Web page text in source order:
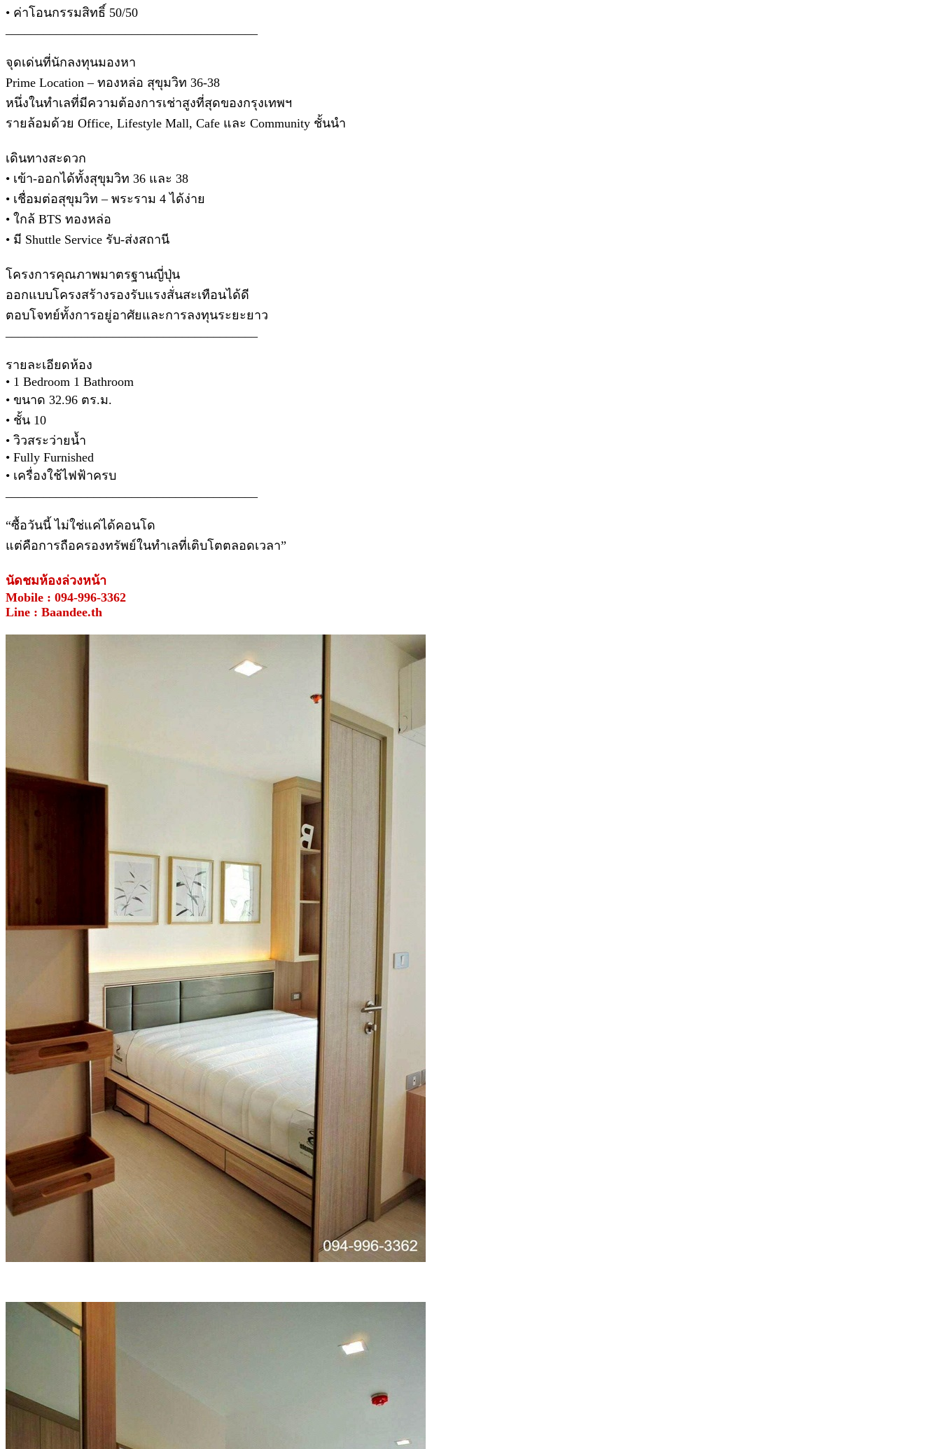
• ค่าโอนกรรมสิทธิ์ 50/50
จุดเด่นที่นักลงทุนมองหา
Prime Location – ทองหล่อ สุขุมวิท 36-38
หนึ่งในทำเลที่มีความต้องการเช่าสูงที่สุดของกรุงเทพฯ
รายล้อมด้วย Office, Lifestyle Mall, Cafe และ Community ชั้นนำ
เดินทางสะดวก
• เข้า-ออกได้ทั้งสุขุมวิท 36 และ 38
• เชื่อมต่อสุขุมวิท – พระราม 4 ได้ง่าย
• ใกล้ BTS ทองหล่อ
• มี Shuttle Service รับ-ส่งสถานี
โครงการคุณภาพมาตรฐานญี่ปุ่น
ออกแบบโครงสร้างรองรับแรงสั่นสะเทือนได้ดี
ตอบโจทย์ทั้งการอยู่อาศัยและการลงทุนระยะยาว
รายละเอียดห้อง
• 1 Bedroom 1 Bathroom
• ขนาด 32.96 ตร.ม.
• ชั้น 10
• วิวสระว่ายน้ำ
• Fully Furnished
• เครื่องใช้ไฟฟ้าครบ
“ซื้อวันนี้ ไม่ใช่แค่ได้คอนโด
แต่คือการถือครองทรัพย์ในทำเลที่เติบโตตลอดเวลา”
นัดชมห้องล่วงหน้า
Mobile : 094-996-3362
Line : Baandee.th